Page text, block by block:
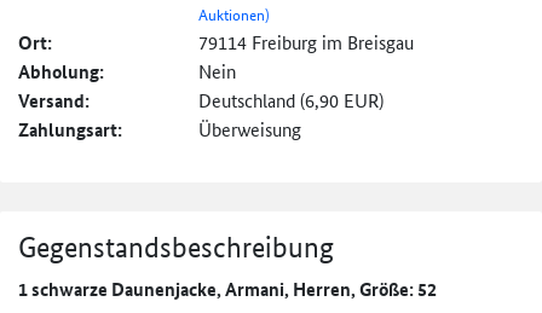
Auktionen)
Ort: 79114 Freiburg im Breisgau
Abholung: Nein
Versand: Deutschland (6,90 EUR)
Zahlungsart: Überweisung
Gegenstandsbeschreibung
1 schwarze Daunenjacke, Armani, Herren, Größe: 52